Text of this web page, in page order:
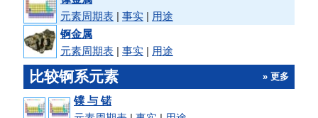
元素周期表 | 事实 | 用途
锕金属
元素周期表 | 事实 | 用途
比较锕系元素 » 更多
镤 与 锘